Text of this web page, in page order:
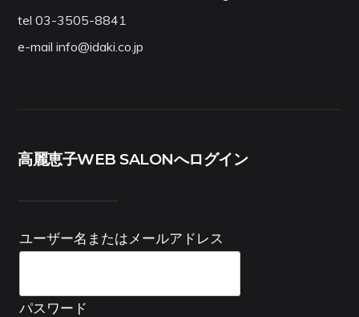
tel 03-3505-8841
e-mail info@idaki.co.jp
高麗恵子WEB SALONへログイン
ユーザー名またはメールアドレス
パスワード